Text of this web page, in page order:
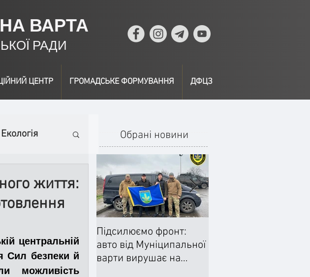
ВАРТА
РАДИ
ЦЕНТР ГРОМАДСЬКЕ ФОРМУВАННЯ ДФЦЗ
Екологія
життя:
центральній
Сил безпеки й
можливість
Обрані новини
Підсилюємо фронт:
авто від Муніципальної
варти вирушає на